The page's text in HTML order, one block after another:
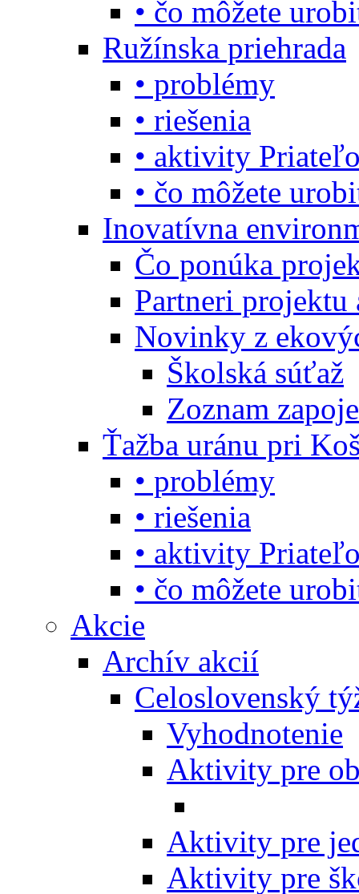
• čo môžete
Ružínska priehrada
• problémy
• riešenia
• aktivity
• čo môžete
Inovatívna
Čo ponúka
Partneri projektu
Novinky z
Školská súťaž
Zoznam
Ťažba uránu pri
• problémy
• riešenia
• aktivity
• čo môžete
Akcie
Archív akcií
Celoslovenský
Vyhodnotenie
Aktivity pre
Aktivity pre
Aktivity pre